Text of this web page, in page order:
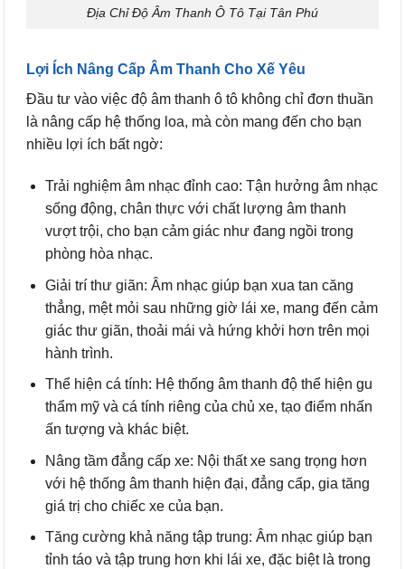
Địa Chỉ Độ Âm Thanh Ô Tô Tại Tân Phú
Lợi Ích Nâng Cấp Âm Thanh Cho Xế Yêu
Đầu tư vào việc độ âm thanh ô tô không chỉ đơn thuần
là nâng cấp hệ thống loa, mà còn mang đến cho bạn
nhiều lợi ích bất ngờ:
Trải nghiệm âm nhạc đỉnh cao: Tận hưởng âm nhạc
sống động, chân thực với chất lượng âm thanh
vượt trội, cho bạn cảm giác như đang ngồi trong
phòng hòa nhạc.
Giải trí thư giãn: Âm nhạc giúp bạn xua tan căng
thẳng, mệt mỏi sau những giờ lái xe, mang đến cảm
giác thư giãn, thoải mái và hứng khởi hơn trên mọi
hành trình.
Thể hiện cá tính: Hệ thống âm thanh độ thể hiện gu
thẩm mỹ và cá tính riêng của chủ xe, tạo điểm nhấn
ấn tượng và khác biệt.
Nâng tầm đẳng cấp xe: Nội thất xe sang trọng hơn
với hệ thống âm thanh hiện đại, đẳng cấp, gia tăng
giá trị cho chiếc xe của bạn.
Tăng cường khả năng tập trung: Âm nhạc giúp bạn
tỉnh táo và tập trung hơn khi lái xe, đặc biệt là trong